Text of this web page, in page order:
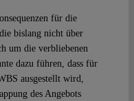
für die
bislang nicht über
um die verbliebenen
dazu führen, dass für
ausgestellt wird,
des Angebots